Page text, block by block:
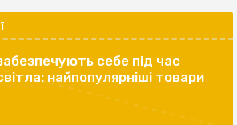
себе під час
найпопулярніші товари